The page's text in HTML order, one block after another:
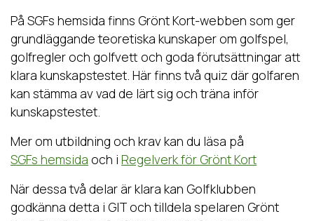
På SGFs hemsida finns Grönt Kort-webben som ger
grundläggande teoretiska kunskaper om golfspel,
golfregler och golfvett och goda förutsättningar att
klara kunskapstestet. Här finns två quiz där golfaren
kan stämma av vad de lärt sig och träna inför
kunskapstestet.
Mer om utbildning och krav kan du läsa på
SGFs hemsida och i Regelverk för Grönt Kort
När dessa två delar är klara kan Golfklubben
godkänna detta i GIT och tilldela spelaren Grönt